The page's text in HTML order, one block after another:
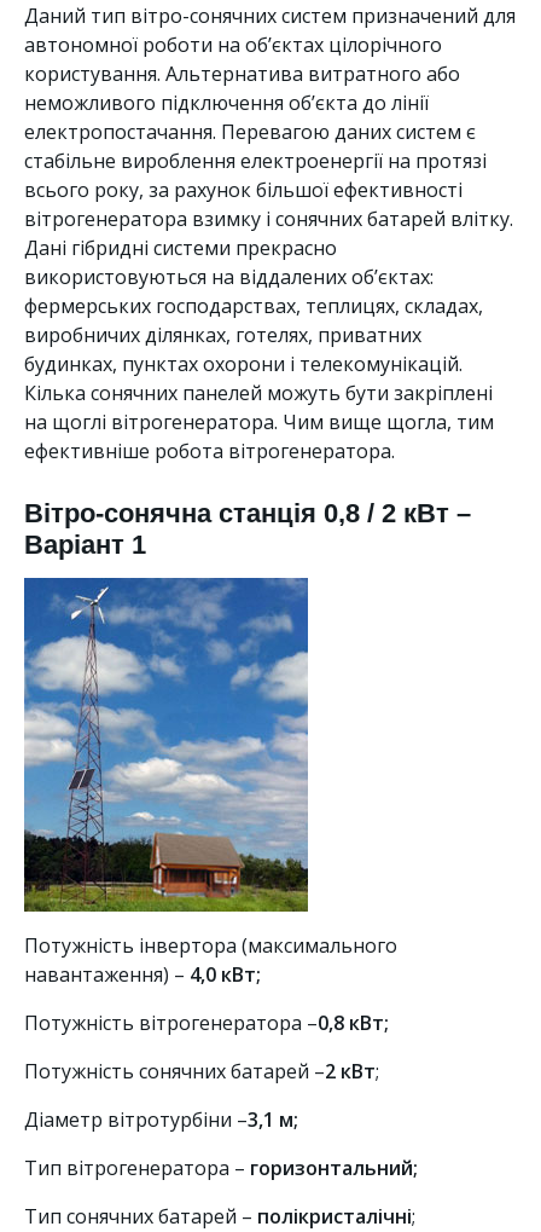
Даний тип вітро-сонячних систем призначений для
автономної роботи на об’єктах цілорічного
користування. Альтернатива витратного або
неможливого підключення об’єкта до лінії
електропостачання. Перевагою даних систем є
стабільне вироблення електроенергії на протязі
всього року, за рахунок більшої ефективності
вітрогенератора взимку і сонячних батарей влітку.
Дані гібридні системи прекрасно
використовуються на віддалених об’єктах:
фермерських господарствах, теплицях, складах,
виробничих ділянках, готелях, приватних
будинках, пунктах охорони і телекомунікацій.
Кілька сонячних панелей можуть бути закріплені
на щоглі вітрогенератора. Чим вище щогла, тим
ефективніше робота вітрогенератора.
Вітро-сонячна станція 0,8 / 2 кВт –
Варіант 1
Потужність інвертора (максимального
навантаження) – 4,0 кВт;
Потужність вітрогенератора –0,8 кВт;
Потужність сонячних батарей –2 кВт;
Діаметр вітротурбіни –3,1 м;
Тип вітрогенератора – горизонтальний;
Тип сонячних батарей – полікристалічні;